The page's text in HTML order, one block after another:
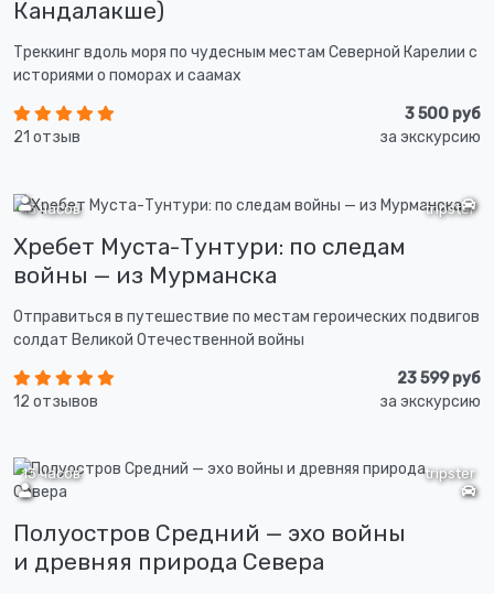
Кандалакше)
Треккинг вдоль моря по чудесным местам Северной Карелии с
историями о поморах и саамах
21 отзыв
3 500 руб
за экскурсию
tripster
13 часов
Хребет Муста-Тунтури: по следам
войны — из Мурманска
Отправиться в путешествие по местам героических подвигов
солдат Великой Отечественной войны
12 отзывов
23 599 руб
за экскурсию
tripster
13 часов
Полуостров Средний — эхо войны
и древняя природа Севера